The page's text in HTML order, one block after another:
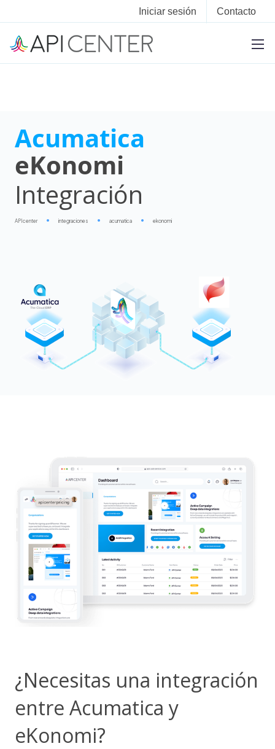
Iniciar sesión Contacto
Acumatica
eKonomi
Integración
APIcenter integraciones acumatica ekonomi
¿Necesitas una integración
entre Acumatica y
eKonomi?